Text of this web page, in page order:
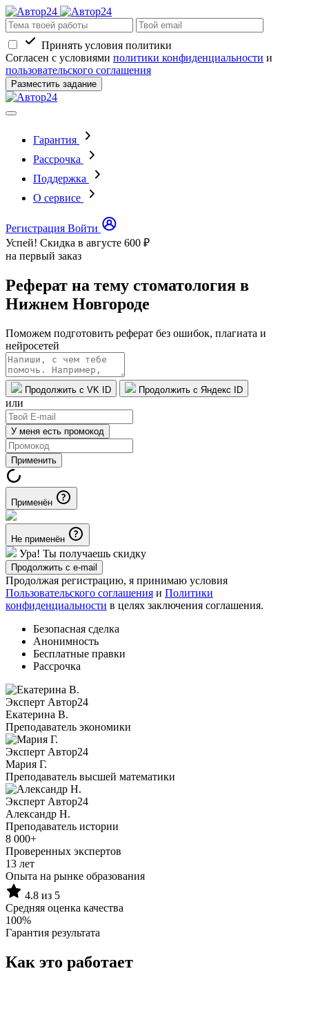
Принять условия политики
Согласен с условиями политики конфиденциальности и
пользовательского соглашения
Разместить задание
Гарантия
Рассрочка
Поддержка
О сервисе
Регистрация Войти
Успей! Скидка в августе 600 ₽
на первый заказ
Реферат на тему стоматология в
Нижнем Новгороде
Поможем подготовить реферат без ошибок, плагиата и
нейросетей
Продолжить с VK ID Продолжить с Яндекс ID
или
У меня есть промокод
Применить
Применён
Не применён
Ура! Ты получаешь скидку
Продолжить с e-mail
Продолжая регистрацию, я принимаю условия
Пользовательского соглашения и Политики
конфиденциальности в целях заключения соглашения.
Безопасная сделка
Анонимность
Бесплатные правки
Рассрочка
Эксперт Автор24
Екатерина B.
Преподаватель экономики
Эксперт Автор24
Мария Г.
Преподаватель высшей математики
Эксперт Автор24
Александр Н.
Преподаватель истории
8 000+
Проверенных экспертов
13 лет
Опыта на рынке образования
4.8 из 5
Средняя оценка качества
100%
Гарантия результата
Как это работает